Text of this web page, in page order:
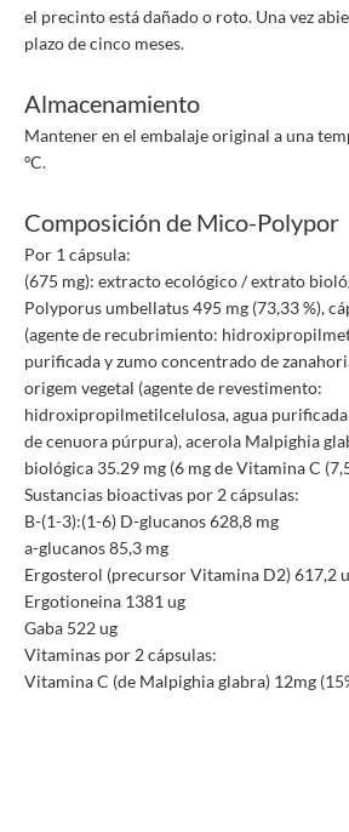
el precinto está dañado o roto. Una vez
plazo de cinco meses.
Almacenamiento
Mantener en el embalaje original a una
ºC.
Composición de Mico-Polypor
Por 1 cápsula:
(675 mg): extracto ecológico / extrato
Polyporus umbellatus 495 mg (73,33 %),
(agente de recubrimiento:
purificada y zumo concentrado de
origem vegetal (agente de revestimento:
hidroxipropilmetilcelulosa, agua
de cenuora púrpura), acerola Malpighia
biológica 35.29 mg (6 mg de Vitamina C
Sustancias bioactivas por 2 cápsulas:
B-(1-3):(1-6) D-glucanos 628,8 mg
a-glucanos 85,3 mg
Ergosterol (precursor Vitamina D2) 617,2
Ergotioneina 1381 ug
Gaba 522 ug
Vitaminas por 2 cápsulas:
Vitamina C (de Malpighia glabra) 12mg